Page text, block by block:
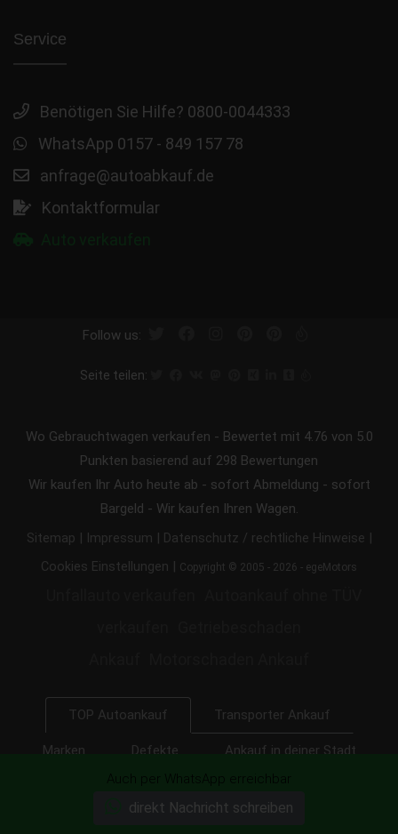
Service
Benötigen Sie Hilfe? 0800-0044333
WhatsApp 0157 - 849 157 78
anfrage@autoabkauf.de
Kontaktformular
Follow us:
Seite teilen:
Wo Gebrauchtwagen verkaufen - Bewertet mit 4.76 von 5.0
Punkten basierend auf 298 Bewertungen
Wir kaufen Ihr Auto heute ab - sofort Abmeldung - sofort
Bargeld - Wir kaufen Ihren Wagen.
Sitemap | Impressum | Datenschutz / rechtliche Hinweise |
Cookies Einstellungen | Copyright © 2005 - 2026 - egeMotors
TOP Autoankauf Transporter Ankauf
Marken Defekte Ankauf in deiner Stadt
LKW, BUS und KFZ Export
Auch per WhatsApp erreichbar
direkt Nachricht schreiben